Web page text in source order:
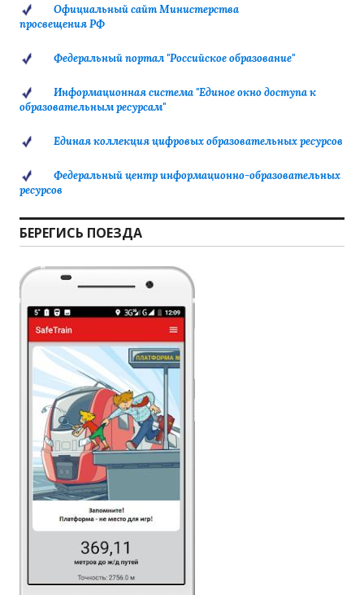
Официальный сайт Министерства
просвещения РФ
Федеральный портал "Российское образование"
Информационная система "Единое окно доступа к
образовательным ресурсам"
Единая коллекция цифровых образовательных ресурсов
Федеральный центр информационно-образовательных
ресурсов
БЕРЕГИСЬ ПОЕЗДА